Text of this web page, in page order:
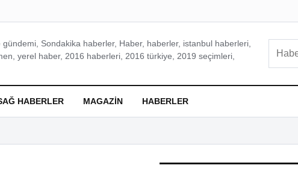
Sondakika haberler, Haber, haberler, istanbul haberleri,
yerel haber, 2016 haberleri, 2016 türkiye, 2019 seçimleri,
HABERLER MAGAZIN HABERLER